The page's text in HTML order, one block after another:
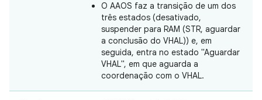
O AAOS faz a transição de um dos
três estados (desativado,
suspender para RAM (STR, aguardar
a conclusão do VHAL)) e, em
seguida, entra no estado "Aguardar
VHAL", em que aguarda a
coordenação com o VHAL.